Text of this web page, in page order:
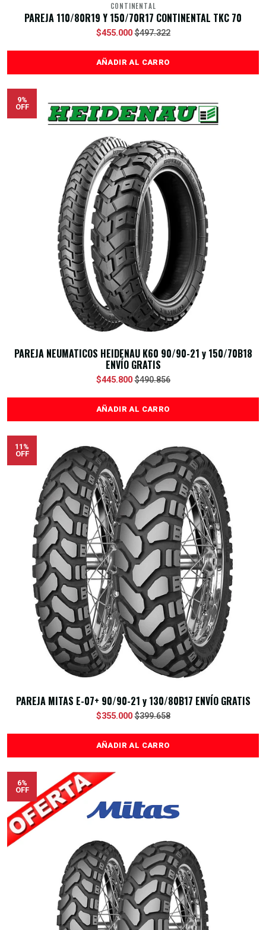
CONTINENTAL
PAREJA 110/80R19 Y 150/70R17 CONTINENTAL TKC 70
$455.000 $497.322
AÑADIR AL CARRO
9%
OFF
PAREJA NEUMATICOS HEIDENAU K60 90/90-21 y 150/70B18
ENVÍO GRATIS
$445.800 $490.856
AÑADIR AL CARRO
11%
OFF
PAREJA MITAS E-07+ 90/90-21 y 130/80B17 ENVÍO GRATIS
$355.000 $399.658
AÑADIR AL CARRO
6%
OFF